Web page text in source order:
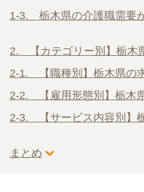
1-3. 栃木県の介護職需要
2. 【カテゴリー別】栃木
2-1. 【職種別】栃木県の
2-2. 【雇用形態別】栃木
2-3. 【サービス内容別】
まとめ